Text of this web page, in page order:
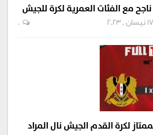
مع الفئات العمرية لكرة للجيش
, 2023
0
لكرة القدم الجيش نال المراد